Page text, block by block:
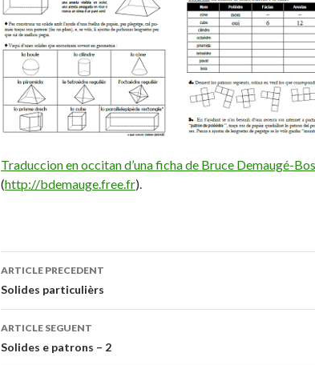
Traduccion en occitan d’una ficha de Bruce Demaugé-
(http://bdemauge.free.fr).
Navigacion
dels
articles
ARTICLE PRECEDENT
Solides particulièrs
ARTICLE SEGUENT
Solides e patrons – 2